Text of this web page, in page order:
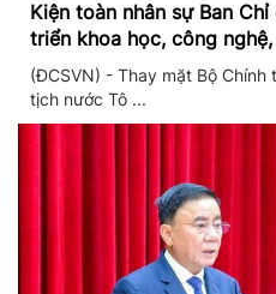
Kiện toàn nhân sự Ban
triển khoa học, công
chuyển đổi số
(ĐCSVN) - Thay mặt Bộ Chính
tịch nước Tô ...